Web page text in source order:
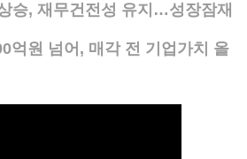
승, 재무건전성 유지…성장잠재
억원 넘어, 매각 전 기업가치 올